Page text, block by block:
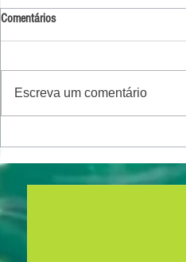
Comentários
Escreva um comentário